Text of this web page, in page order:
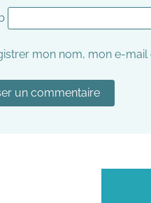
mon nom, mon e-